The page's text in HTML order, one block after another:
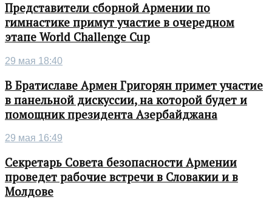
Представители сборной Армении по
гимнастике примут участие в очередном
этапе World Challenge Cup
29 мая 18:40
В Братиславе Армен Григорян примет участие
в панельной дискуссии, на которой будет и
помощник президента Азербайджана
29 мая 16:49
Секретарь Совета безопасности Армении
проведет рабочие встречи в Словакии и в
Молдове